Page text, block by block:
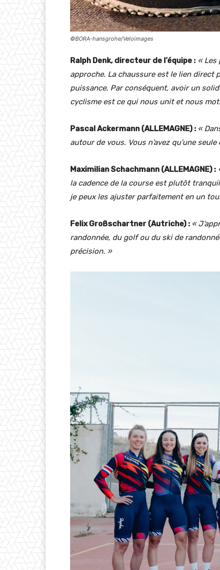
©BORA-hansgrohe/Veloimages
Ralph Denk, directeur de l’équipe : « Les
approche. La chaussure est le lien direct
puissance. Par conséquent, avoir un
cyclisme est ce qui nous unit et nous
Pascal Ackermann (ALLEMAGNE) : «
autour de vous. Vous n’avez qu’une
Maximilian Schachmann (ALLEMAGNE) :
la cadence de la course est plutôt
je peux les ajuster parfaitement en un
Felix Großschartner (Autriche) : «
randonnée, du golf ou du ski de
précision. »